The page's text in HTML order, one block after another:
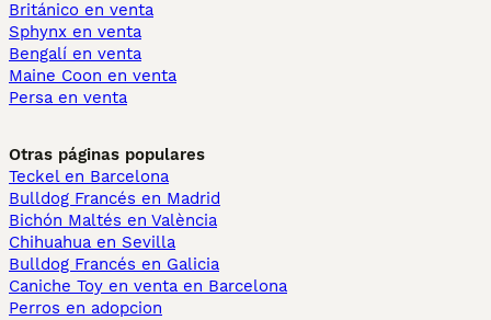
Británico en venta
Sphynx en venta
Bengalí en venta
Maine Coon en venta
Persa en venta
Otras páginas populares
Teckel en Barcelona
Bulldog Francés en Madrid
Bichón Maltés en València
Chihuahua en Sevilla
Bulldog Francés en Galicia
Caniche Toy en venta en Barcelona
Perros en adopcion